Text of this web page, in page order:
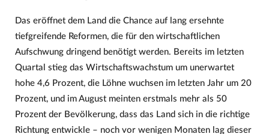
Das eröffnet dem Land die Chance auf lang ersehnte
tiefgreifende Reformen, die für den wirtschaftlichen
Aufschwung dringend benötigt werden. Bereits im letzten
Quartal stieg das Wirtschaftswachstum um unerwartet
hohe 4,6 Prozent, die Löhne wuchsen im letzten Jahr um 20
Prozent, und im August meinten erstmals mehr als 50
Prozent der Bevölkerung, dass das Land sich in die richtige
Richtung entwickle – noch vor wenigen Monaten lag dieser